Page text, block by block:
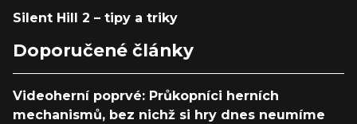
Silent Hill 2 – tipy a triky
Doporučené články
Videoherní poprvé: Průkopníci herních
mechanismů, bez nichž si hry dnes neumíme